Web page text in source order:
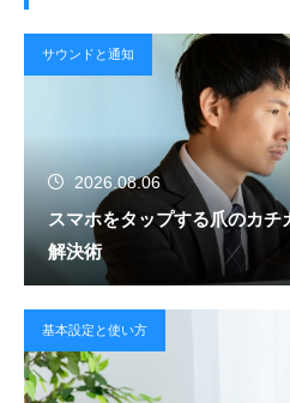
サウンドと通知
2026.08.06
スマホをタップする爪のカ
解決術
基本設定と使い方